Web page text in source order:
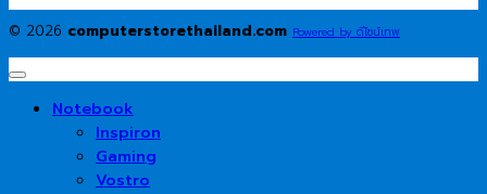
© 2026 computerstorethailand.com Powered by ดีไซน์เทพ
Notebook
Inspiron
Gaming
Vostro